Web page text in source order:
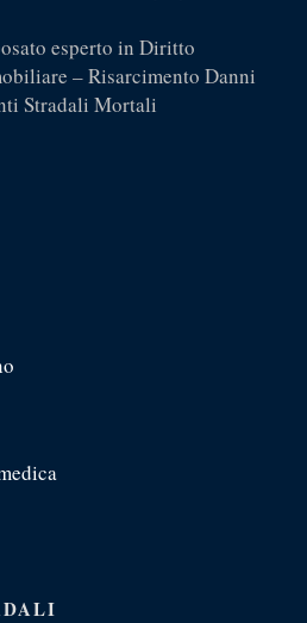
esperto in Diritto
– Risarcimento Danni
Stradali Mortali